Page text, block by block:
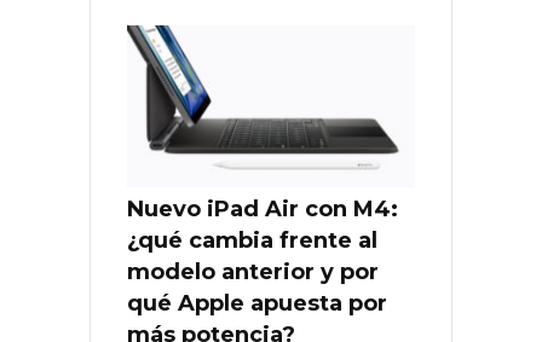
Nuevo iPad Air con M4:
¿qué cambia frente al
modelo anterior y por
qué Apple apuesta por
más potencia?